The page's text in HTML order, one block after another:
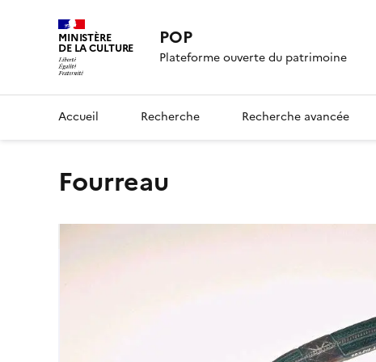
MINISTÈRE
DE LA CULTURE POP
Plateforme ouverte du patrimoine
Accueil Recherche Recherche avancée
fourreau